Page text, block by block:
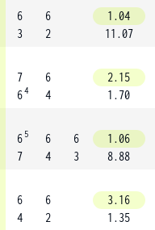
6
3
6
2
1.04
11.07
7
64
6
4
2.15
1.70
6 5
7
6
4
6
3
1.06
8.88
6
4
6
2
3.16
1.35